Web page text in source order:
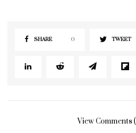
SHARE 0 TWEET
View Comments